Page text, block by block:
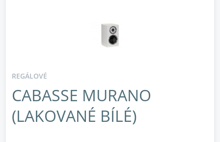
REGÁLOVÉ
CABASSE MURANO
(LAKOVANÉ BÍLÉ)